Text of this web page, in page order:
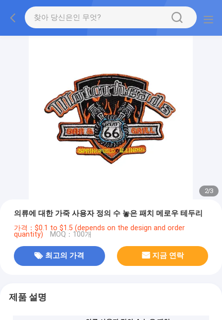
2/3
의류에 대한 가죽 사용자 정의 수 놓은 패치 메로우 테두리
가격：$0.1 to $1.5 (depends on the design and order
quantity) MOQ：100개
최고의 가격 지금 연락
제품 설명